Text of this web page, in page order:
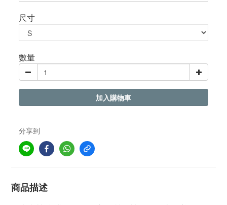
尺寸
數量
加入購物車
分享到
商品描述